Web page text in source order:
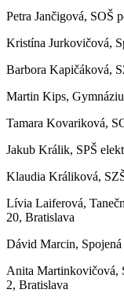
Petra Jančigová, SOŠ
Kristína Jurkovičová,
Barbora Kapičáková,
Martin Kips,
Tamara Kovariková,
Jakub Králik, SPŠ
Klaudia Králiková,
Lívia Laiferová,
20, Bratislava
Dávid Marcin,
Anita Martinkovičová,
2, Bratislava